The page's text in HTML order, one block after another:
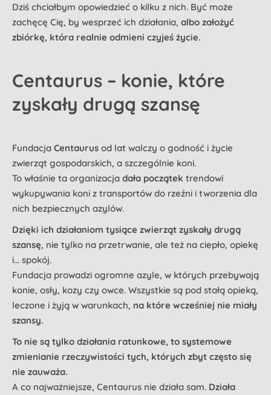
Dziś chciałbym opowiedzieć o kilku z nich. Być może
zachęcę Cię, by wesprzeć ich działania, albo założyć
zbiórkę, która realnie odmieni czyjeś życie.
Centaurus – konie, które
zyskały drugą szansę
Fundacja Centaurus od lat walczy o godność i życie
zwierząt gospodarskich, a szczególnie koni.
To właśnie ta organizacja dała początek trendowi
wykupywania koni z transportów do rzeźni i tworzenia dla
nich bezpiecznych azylów.
Dzięki ich działaniom tysiące zwierząt zyskały drugą
szansę, nie tylko na przetrwanie, ale też na ciepło, opiekę
i... spokój.
Fundacja prowadzi ogromne azyle, w których przebywają
konie, osły, kozy czy owce. Wszystkie są pod stałą opieką,
leczone i żyją w warunkach, na które wcześniej nie miały
szansy.
To nie są tylko działania ratunkowe, to systemowe
zmienianie rzeczywistości tych, których zbyt często się
nie zauważa.
A co najważniejsze, Centaurus nie działa sam. Działa